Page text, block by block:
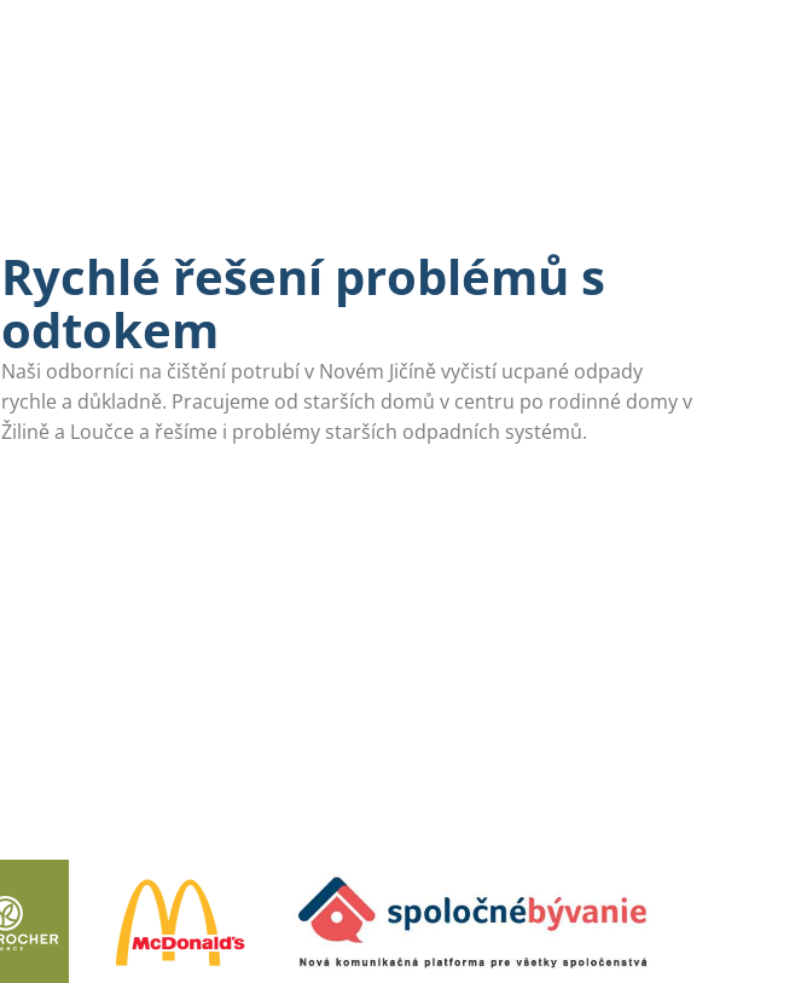
Rychlé řešení problémů s
odtokem
Naši odborníci na čištění potrubí v Novém Jičíně vyčistí ucpané odpady
rychle a důkladně. Pracujeme od starších domů v centru po rodinné domy v
Žilině a Loučce a řešíme i problémy starších odpadních systémů.